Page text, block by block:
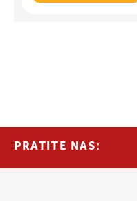
PRATITE NAS: